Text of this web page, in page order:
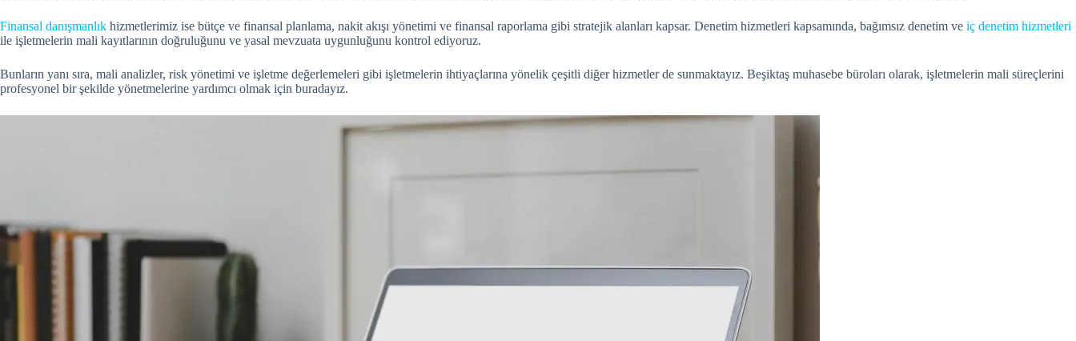
Finansal danışmanlık hizmetlerimiz ise bütçe ve finansal planlama, nakit akışı yönetimi ve finansal raporlama gibi stratejik alanları kapsar. Denetim hizmetleri kapsamında, bağımsız denetim ve iç denetim hizmetleri
ile işletmelerin mali kayıtlarının doğruluğunu ve yasal mevzuata uygunluğunu kontrol ediyoruz.
Bunların yanı sıra, mali analizler, risk yönetimi ve işletme değerlemeleri gibi işletmelerin ihtiyaçlarına yönelik çeşitli diğer hizmetler de sunmaktayız. Beşiktaş muhasebe büroları olarak, işletmelerin mali süreçlerini
profesyonel bir şekilde yönetmelerine yardımcı olmak için buradayız.